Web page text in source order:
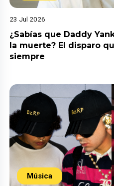
23 Jul 2026
¿Sabías que Daddy
la muerte? El disparo
siempre
Música